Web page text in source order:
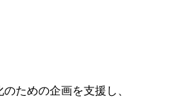
ための企画を支援し、